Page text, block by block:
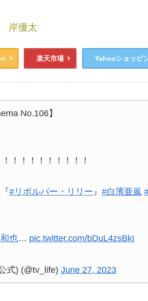
岸優太
楽天市場 Yahooショッピ
No.106】
！！！！！！！！！！
『#リボルバー・リリー 』 #白濱亜嵐
也… pic.twitter.com/bDuL4zsBkI
式) (@tv_life) June 27, 2023